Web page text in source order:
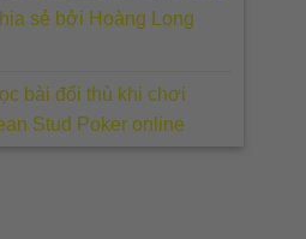
sẻ bởi Hoàng Long
bài đối thủ khi chơi
Stud Poker online